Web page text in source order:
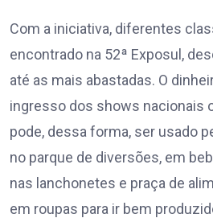
Com a iniciativa, diferentes
encontrado na 52ª Exposul,
até as mais abastadas. O
ingresso dos shows nacionais
pode, dessa forma, ser usado
no parque de diversões, em
nas lanchonetes e praça de
em roupas para ir bem